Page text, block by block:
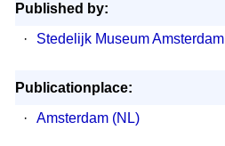
Published by:
·
Stedelijk Museum Amsterdam
Publicationplace:
·
Amsterdam (NL)